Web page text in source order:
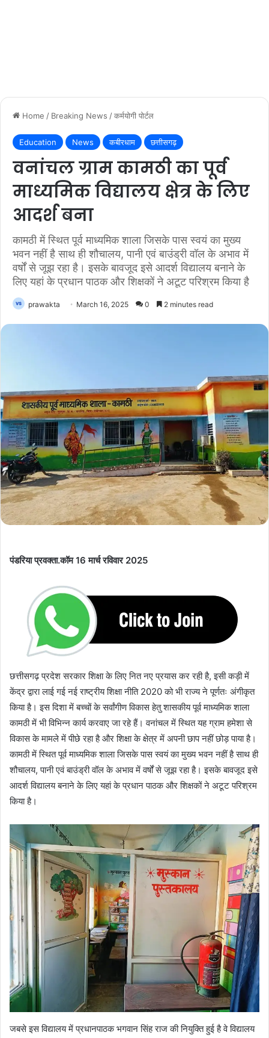
Home / Breaking News /कर्मयोगी पोर्टल
Education News कबीरधाम छत्तीसगढ़
वनांचल ग्राम कामठी का पूर्व
माध्यमिक विद्यालय क्षेत्र के लिए
आदर्श बना
कामठी में स्थित पूर्व माध्यमिक शाला जिसके पास स्वयं का मुख्य
भवन नहीं है साथ ही शौचालय, पानी एवं बाउंड्री वॉल के अभाव में
वर्षों से जूझ रहा है। इसके बावजूद इसे आदर्श विद्यालय बनाने के
लिए यहां के प्रधान पाठक और शिक्षकों ने अटूट परिश्रम किया है
prawakta March 16, 2025 0 2 minutes read
पंडरिया प्रवक्ता.कॉम 16 मार्च रविवार 2025
छत्तीसगढ़ प्रदेश सरकार शिक्षा के लिए नित नए प्रयास कर रही है, इसी कड़ी में
केंद्र द्वारा लाई गई नई राष्ट्रीय शिक्षा नीति 2020 को भी राज्य ने पूर्णतः अंगीकृत
किया है। इस दिशा में बच्चों के सर्वांगीण विकास हेतु शासकीय पूर्व माध्यमिक शाला
कामठी में भी विभिन्न कार्य करवाए जा रहे हैं। वनांचल में स्थित यह ग्राम हमेशा से
विकास के मामले में पीछे रहा है और शिक्षा के क्षेत्र में अपनी छाप नहीं छोड़ पाया है।
कामठी में स्थित पूर्व माध्यमिक शाला जिसके पास स्वयं का मुख्य भवन नहीं है साथ ही
शौचालय, पानी एवं बाउंड्री वॉल के अभाव में वर्षों से जूझ रहा है। इसके बावजूद इसे
आदर्श विद्यालय बनाने के लिए यहां के प्रधान पाठक और शिक्षकों ने अटूट परिश्रम
किया है।
जबसे इस विद्यालय में प्रधानपाठक भगवान सिंह राज की नियुक्ति हुई है वे विद्यालय